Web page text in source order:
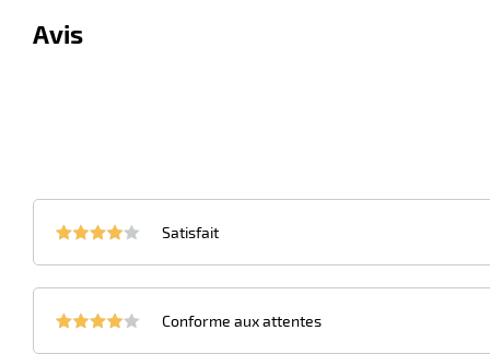
Avis
Satisfait
Conforme aux attentes